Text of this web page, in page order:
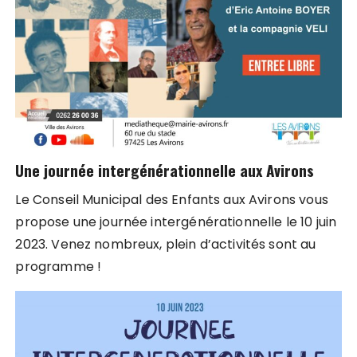
Une journée intergénérationnelle aux Avirons
Le Conseil Municipal des Enfants aux Avirons vous
propose une journée intergénérationnelle le 10 juin
2023. Venez nombreux, plein d’activités sont au
programme !